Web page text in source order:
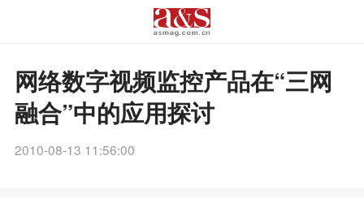
网络数字视频监控产品在“三网
融合”中的应用探讨
2010-08-13 11:56:00